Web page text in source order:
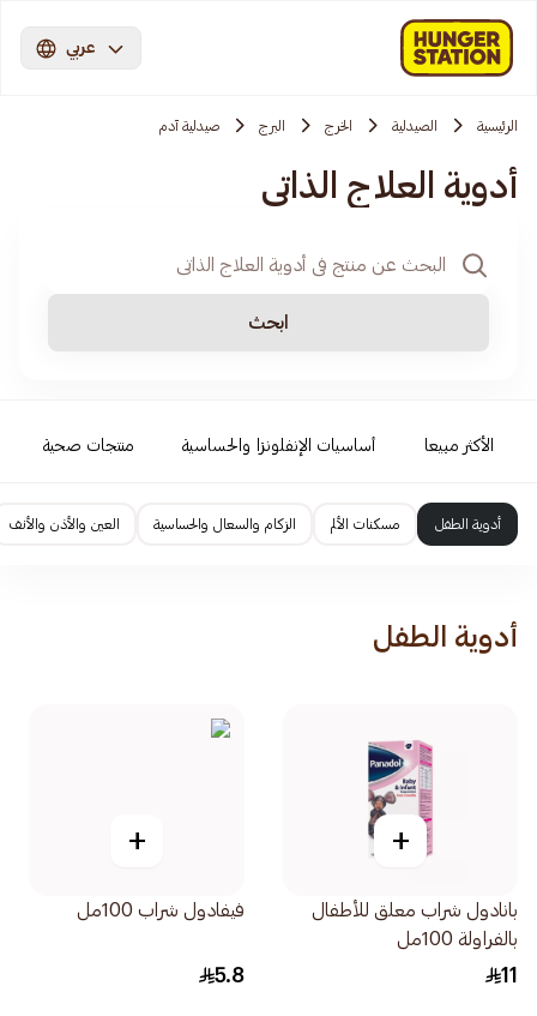
عربي
الرئيسية الصيدلية الخرج البرج صيدلية آدم
أدوية العلاج الذاتي
ابحث
الأكثر مبيعا أساسيات الإنفلونزا والحساسية منتجات صحية
أدوية الطفل مسكنات الألم الزكام والسعال والحساسية العين والأذن والأنف
أدوية الطفل
+
بانادول شراب معلق للأطفال
بالفراولة 100مل
11
+
فيفادول شراب 100مل
5.8